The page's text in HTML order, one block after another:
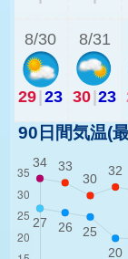
8/30
29 23
8/31
30 23
90日間気温(